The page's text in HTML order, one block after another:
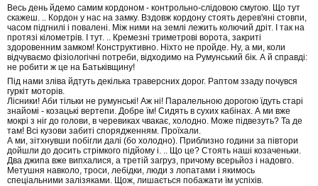
Весь день йдемо самим кордоном - контрольно-слідовою смугою. Що тут
скажеш. .. Кордон у нас на замку. Вздовж кордону стоять дерев'яні стовпи,
часом підгнилі і повалені. Між ними на землі лежить колючий дріт. І так на
протязі кілометрів. І тут. .. Кремезні триметрові ворота, закриті
здоровенним замком! Конструктивно. Ніхто не пройде. Ну, а ми, коли
відчуваємо фізіологічні потреби, відходимо на Румунський бік. А й справді:
не робити ж це на Батьківщину!
Під нами зліва йдтуть декілька траверсних дорог. Раптом ззаду почувся
гуркіт моторів.
Лісники! Аби тільки не румунські! Аж ні! Паралельною дорогою їдуть старі
знайомі - козацькі вертепи. Добре їм! Сидять в сухих кабінах. А ми вже
мокрі з ніг до голови, в черевиках чвакає, холодно. Може підвезуть? Та де
там! Всі кузови забиті спорядженням. Проїхали.
А ми, зітхнувши побігли далі (бо холодно). Приблизно години за півтори
дойшли до досить стрімкого підйому і. .. Що це? Стоять наші козаченьки.
Два джипа вже випхалися, а третій загруз, причому всерьйоз і надовго.
Метушня навколо, троси, лебідки, люди з лопатами і якимось
спеціальними залізяками. Щож, лишається побажати їм успіхів.